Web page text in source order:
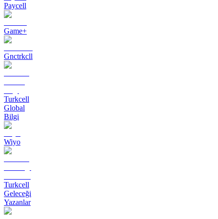
Paycell
Game+
Gnctrkcll
Turkcell
Global
Bilgi
Wiyo
Turkcell
Geleceği
Yazanlar